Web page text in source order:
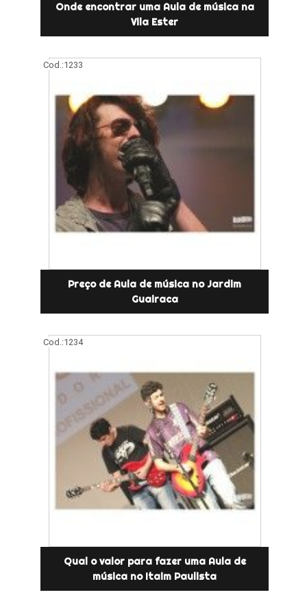
Onde encontrar uma Aula de música na
Vila Ester
Cod.:1233
Preço de Aula de música no Jardim
Guairaca
Cod.:1234
Qual o valor para fazer uma Aula de
música no Itaim Paulista